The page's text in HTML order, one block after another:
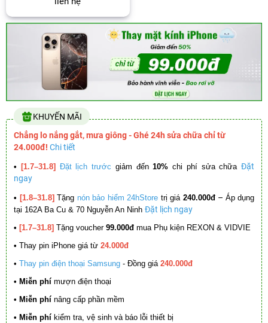
KHUYẾN MÃI
Chẳng lo nắng gắt, mưa giông - Ghé 24h sửa chữa chỉ từ
24.000đ! Chi tiết
• [1.7–31.8] Đặt lịch trước giảm đến10% chi phí sửa chữa Đặt
ngay
• [1.8–31.8] Tặng nón bảo hiểm 24hStore trị giá 240.000đ – Áp dụng
tại 162A Ba Cu & 70 Nguyễn An Ninh Đặt lịch ngay
• [1.7–31.8] Tặng voucher 99.000đ mua Phụ kiện REXON & VIDVIE
• Thay pin iPhone giá từ 24.000đ
• Thay pin điện thoại Samsung - Đồng giá 240.000đ
• Miễn phí mượn điện thoại
• Miễn phí nâng cấp phần mềm
• Miễn phí kiểm tra, vệ sinh và báo lỗi thiết bị